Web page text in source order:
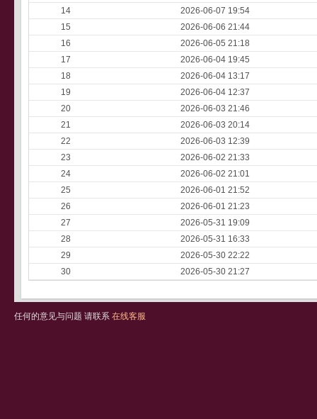
14
2026-06-07 19:54
15
2026-06-06 21:44
16
2026-06-05 21:18
17
2026-06-04 19:45
18
2026-06-04 13:17
19
2026-06-04 12:37
20
2026-06-03 21:46
21
2026-06-03 20:14
22
2026-06-03 12:39
23
2026-06-02 21:33
24
2026-06-02 21:01
25
2026-06-01 21:52
26
2026-06-01 21:23
27
2026-05-31 19:09
28
2026-05-31 16:33
29
2026-05-30 22:22
30
2026-05-30 21:27
任何的意见与问题 请联系 在线客服